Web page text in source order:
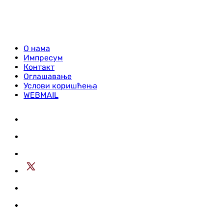
О нама
Импресум
Контакт
Оглашавање
Услови коришћења
WEBMAIL